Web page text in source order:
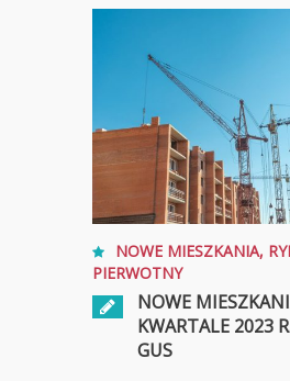
NOWE MIESZKANIA,
PIERWOTNY
NOWE
KWARTALE 2023
GUS